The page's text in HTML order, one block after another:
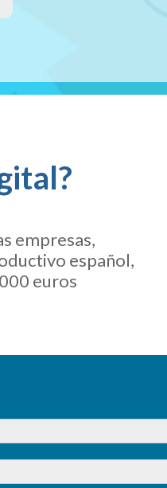
empresas,
español,
euros